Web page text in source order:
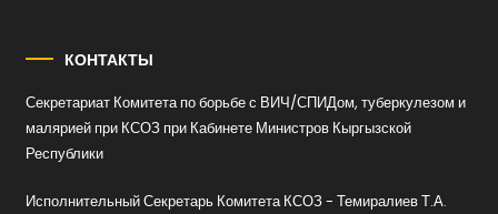
КОНТАКТЫ
Секретариат Комитета по борьбе с ВИЧ/СПИДом, туберкулезом и
малярией при КСОЗ при Кабинете Министров Кыргызской
Республики
Исполнительный Секретарь Комитета КСОЗ - Темиралиев Т.А.